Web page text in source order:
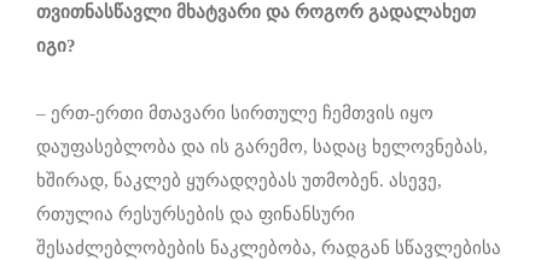
თვითნასწავლი მხატვარი და როგორ გადალახეთ
იგი?
– ერთ-ერთი მთავარი სირთულე ჩემთვის იყო
დაუფასებლობა და ის გარემო, სადაც ხელოვნებას,
ხშირად, ნაკლებ ყურადღებას უთმობენ. ასევე,
რთულია რესურსების და ფინანსური
შესაძლებლობების ნაკლებობა, რადგან სწავლებისა